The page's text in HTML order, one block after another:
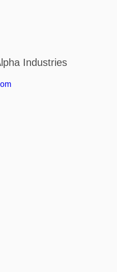
Industries